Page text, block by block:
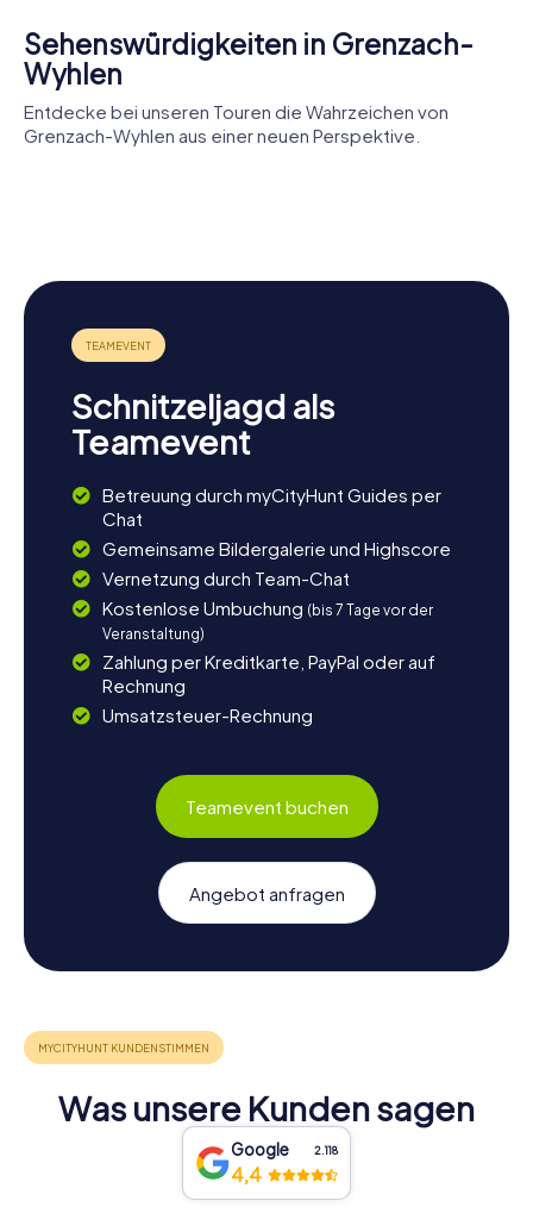
für jeden etwas. Macht euch auf den Weg und entdeckt
die Stadt auf eine völlig neue Weise!
Sehenswürdigkeiten in Grenzach-
Wyhlen
Entdecke bei unseren Touren die Wahrzeichen von
Grenzach-Wyhlen aus einer neuen Perspektive.
Schnitzeljagd als
Teamevent
Betreuung durch myCityHunt Guides per
Chat
Gemeinsame Bildergalerie und Highscore
Vernetzung durch Team-Chat
Kostenlose Umbuchung (bis 7 Tage vor der
Veranstaltung)
Zahlung per Kreditkarte, PayPal oder auf
Rechnung
Umsatzsteuer-Rechnung
Teamevent buchen
Angebot anfragen
Was unsere Kunden sagen
Google 2.118
4,4